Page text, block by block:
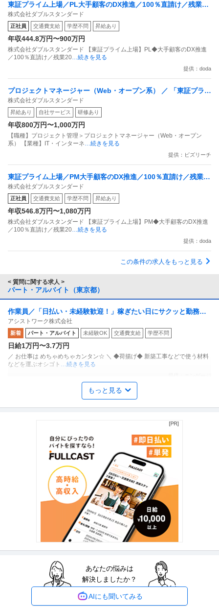
東証プライム上場／PL大手顧客のDX推進／100％直請け／残業20
h／常駐なし／現年収保障
株式会社ダブルスタンダード
正社員 交通費支給 学歴不問 昇給あり
年収444.8万円〜900万円
株式会社ダブルスタンダード 【東証プライム上場】PL◆大手顧客のDX推進
／100％直請け／残業20…続きを見る
提供：doda
プロジェクトマネージャー（Web・オープン系） ／ 「東証プライ
ム上場」PL／PM要件定義など上流メイン自社勤務／常駐ナシ昇
給率高め
株式会社ダブルスタンダード
昇給あり 自社サービス 研修あり
年収800万円〜1,000万円
【職種】プロジェクト管理＞プロジェクトマネージャー（Web・オープン
系） 【業種】IT・インターネ…続きを見る
提供：ビズリーチ
東証プライム上場／PM大手顧客のDX推進／100％直請け／残業20
h／常駐なし／現年収保障
株式会社ダブルスタンダード
正社員 交通費支給 学歴不問 昇給あり
年収546.8万円〜1,080万円
株式会社ダブルスタンダード 【東証プライム上場】PM◆大手顧客のDX推進
／100％直請け／残業20…続きを見る
提供：doda
この条件の求人をもっと見る
< 質問に関する求人 >
パート・アルバイト（東京都）
作業員／「日払い・未経験歓迎！」稼ぎたい日にサクッと勤務！
単発・週1日～自由シフトの軽作業
アシストワーク株式会社
新着 パート・アルバイト 未経験OK 交通費支給 学歴不問
日給1万円〜3.7万円
／ お仕事は めちゃめちゃカンタン☆ ＼ ◆荷揚げ◆ 新築工事などで使う材料
などを運ぶオシゴト …続きを見る
株式会社シンコー警備保障 川口
《警備Staff》短期OK！シフト自由★働きやすさ保証します！ 週0～6日ま
で、ライフスタイルに合 …続きを見る
提供：株式会社シンコー警備保障 川口
イベントスタッフ
株式会社キョードーファクトリー
パート・アルバイト 未経験OK 交通費支給 学歴不問
有名&人気アーティストのライブ・コンサートスタッフのお仕事です！【週払
い／銀行振込】【履歴書不要】…続きを見る
労務事務 月80時間自由シフト フルフレックス リモート可 主婦活
Takeoffer会計事務所
主婦・主夫歓迎
時給1,300円〜1,600円
もっと見る
あなたの悩みは
解決しましたか？
AIにも聞いてみる